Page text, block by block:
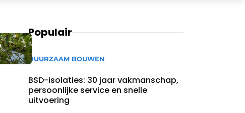
Populair
DUURZAAM BOUWEN
BSD-isolaties: 30 jaar vakmanschap,
persoonlijke service en snelle
uitvoering